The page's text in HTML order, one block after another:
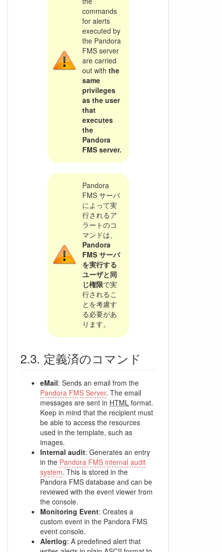
commands
for alerts
executed by
the Pandora
FMS server
are carried
out with the
same
privileges
as the user
that
executes
the
Pandora
FMS server.
Pandora
FMS サーバ
によって実
行されるア
ラートのコ
マンドは、
Pandora
FMS サーバ
を実行する
ユーザと同
じ権限で実
行されるこ
とを考慮す
る必要があ
ります。
定義済のコマンド
eMail: Sends an email from the
Pandora FMS Server. The email
messages are sent in HTML format.
Keep in mind that the recipient must
be able to access the resources
used in the template, such as
images.
Internal audit: Generates an entry
in the Pandora FMS internal audit
system. This is stored in the
Pandora FMS database and can be
reviewed with the event viewer from
the console.
Monitoring Event: Creates a
custom event in the Pandora FMS
event console.
Alertlog: A predefined alert that